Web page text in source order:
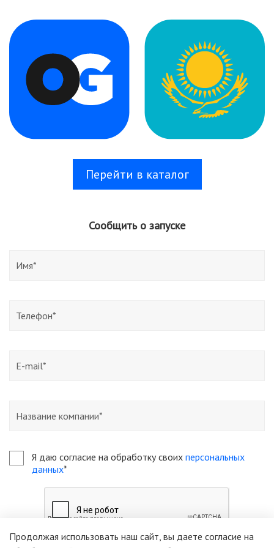
Перейти в каталог
Сообщить о запуске
Я даю согласие на обработку своих персональных
данных*
Продолжая использовать наш сайт, вы даете согласие на